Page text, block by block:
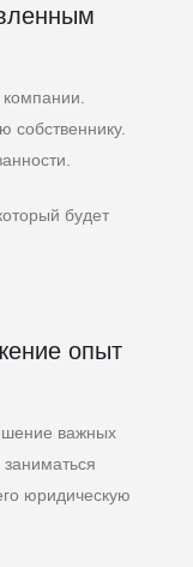
будет
опыт
важных
юридическую